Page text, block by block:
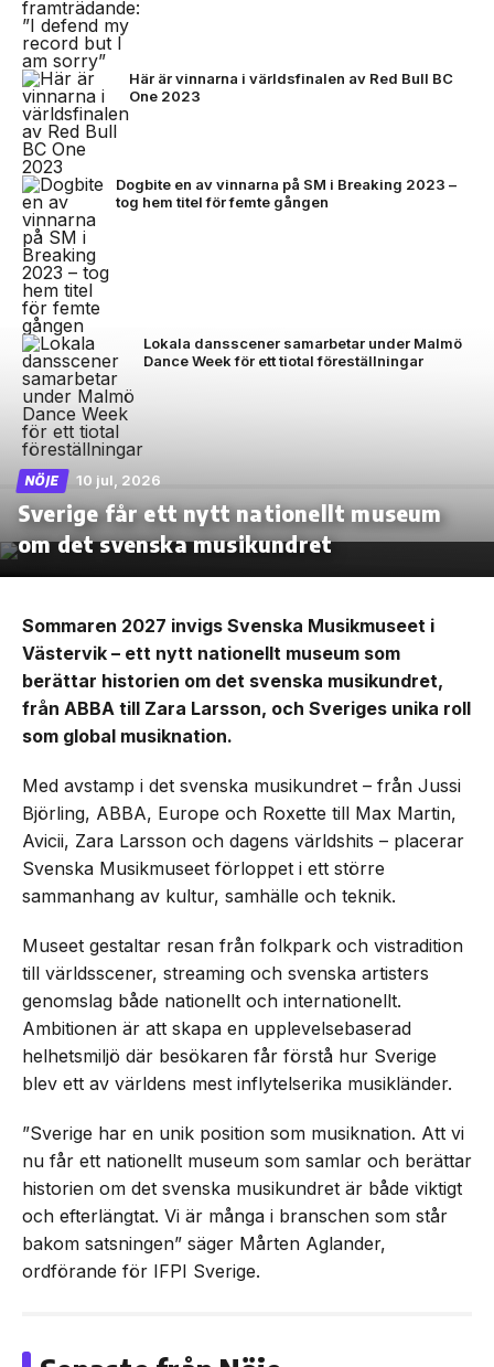
Här är vinnarna i världsfinalen av Red Bull BC
One 2023
Dogbite en av vinnarna på SM i Breaking 2023 –
tog hem titel för femte gången
Lokala dansscener samarbetar under Malmö
Dance Week för ett tiotal föreställningar
NÖJE 10 jul, 2026
Sverige får ett nytt nationellt museum
om det svenska musikundret
Sommaren 2027 invigs Svenska Musikmuseet i
Västervik – ett nytt nationellt museum som
berättar historien om det svenska musikundret,
från ABBA till Zara Larsson, och Sveriges unika roll
som global musiknation.
Med avstamp i det svenska musikundret – från Jussi
Björling, ABBA, Europe och Roxette till Max Martin,
Avicii, Zara Larsson och dagens världshits – placerar
Svenska Musikmuseet förloppet i ett större
sammanhang av kultur, samhälle och teknik.
Museet gestaltar resan från folkpark och vistradition
till världsscener, streaming och svenska artisters
genomslag både nationellt och internationellt.
Ambitionen är att skapa en upplevelsebaserad
helhetsmiljö där besökaren får förstå hur Sverige
blev ett av världens mest inflytelserika musikländer.
”Sverige har en unik position som musiknation. Att vi
nu får ett nationellt museum som samlar och berättar
historien om det svenska musikundret är både viktigt
och efterlängtat. Vi är många i branschen som står
bakom satsningen” säger Mårten Aglander,
ordförande för IFPI Sverige.